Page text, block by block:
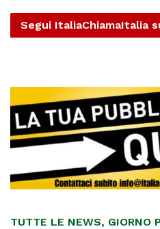
Segui ItaliaChiamaItalia
TUTTE LE NEWS, GIORNO